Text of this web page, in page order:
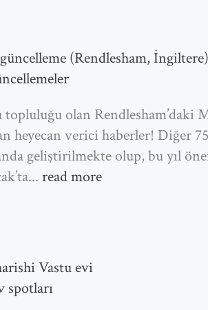
(Rendlesham, İngiltere)
olan Rendlesham’daki
heyecan verici haberler! Diğer
geliştirilmekte olup, bu yıl
read more
Vastu evi
spotları